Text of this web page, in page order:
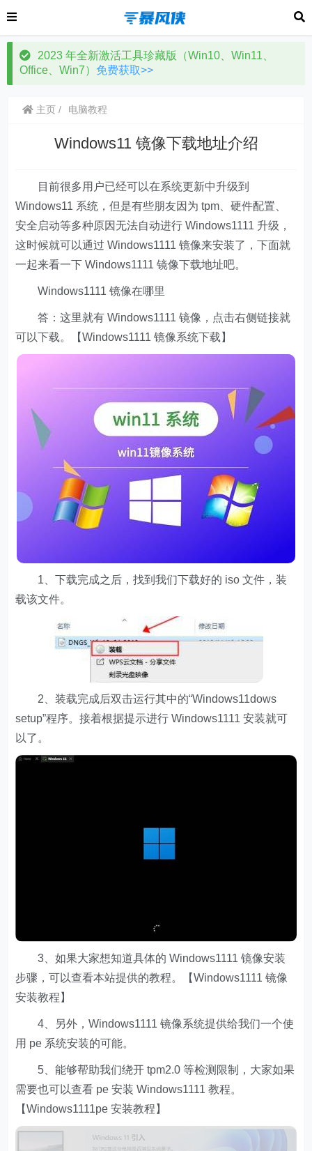
2023 年全新激活工具珍藏版（Win10、Win11、
Office、Win7） 免费获取>>
主页 电脑教程
Windows11 镜像下载地址介绍
目前很多用户已经可以在系统更新中升级到
Windows11 系统，但是有些朋友因为 tpm、硬件配置、
安全启动等多种原因无法自动进行 Windows1111 升级，
这时候就可以通过 Windows1111 镜像来安装了，下面就
一起来看一下 Windows1111 镜像下载地址吧。
Windows1111 镜像在哪里
答：这里就有 Windows1111 镜像，点击右侧链接就
可以下载。【Windows1111 镜像系统下载】
1、下载完成之后，找到我们下载好的 iso 文件，装
载该文件。
2、装载完成后双击运行其中的“Windows11dows
setup”程序。接着根据提示进行 Windows1111 安装就可
以了。
3、如果大家想知道具体的 Windows1111 镜像安装
步骤，可以查看本站提供的教程。【Windows1111 镜像
安装教程】
4、另外，Windows1111 镜像系统提供给我们一个使
用 pe 系统安装的可能。
5、能够帮助我们绕开 tpm2.0 等检测限制，大家如果
需要也可以查看 pe 安装 Windows1111 教程。
【Windows1111pe 安装教程】